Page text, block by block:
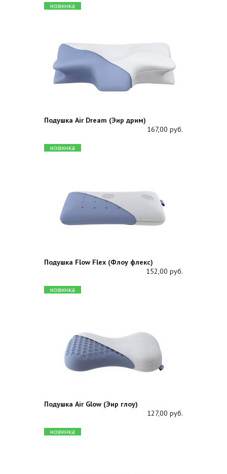
новинка
Подушка Air Dream (Эир дрим)
167,00 руб.
новинка
Подушка Flow Flex (Флоу флекс)
152,00 руб.
новинка
Подушка Air Glow (Эир глоу)
127,00 руб.
новинка